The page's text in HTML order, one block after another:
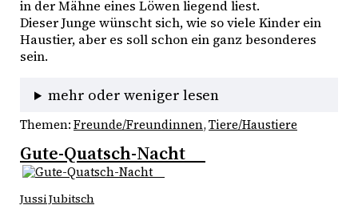
in der Mähne eines Löwen liegend liest.
Dieser Junge wünscht sich, wie so viele Kinder ein
Haustier, aber es soll schon ein ganz besonderes
sein.
mehr oder weniger lesen
Themen: Freunde/Freundinnen, Tiere/Haustiere
Gute-Quatsch-Nacht
Jussi Jubitsch